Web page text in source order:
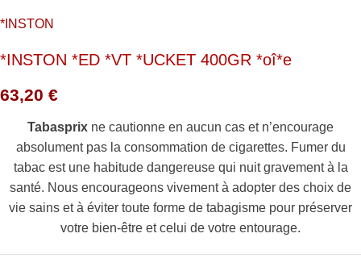
*INSTON
*INSTON *ED *VT *UCKET 400GR *oî*e
63,20 €
Tabasprix ne cautionne en aucun cas et n’encourage
absolument pas la consommation de cigarettes. Fumer du
tabac est une habitude dangereuse qui nuit gravement à la
santé. Nous encourageons vivement à adopter des choix de
vie sains et à éviter toute forme de tabagisme pour préserver
votre bien-être et celui de votre entourage.